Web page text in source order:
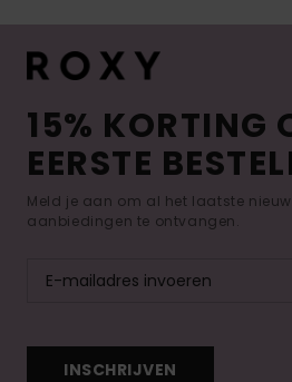
15% KORTING
EERSTE
Meld je aan om al het laatste
aanbiedingen te ontvangen.
INSCHRIJVEN